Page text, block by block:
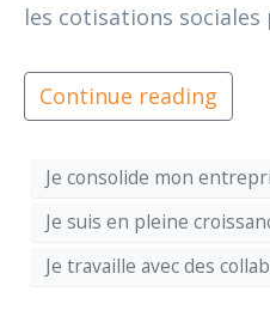
les cotisations sociales
Continue reading
Je consolide mon
Je suis en pleine
Je travaille avec des